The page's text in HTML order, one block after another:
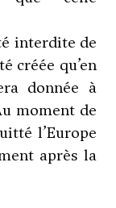
interdite de
créée qu’en
donnée à
moment de
l’Europe
après la